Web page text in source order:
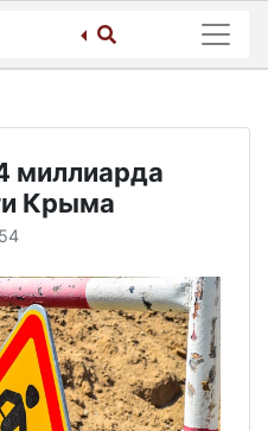
миллиарда
Крыма